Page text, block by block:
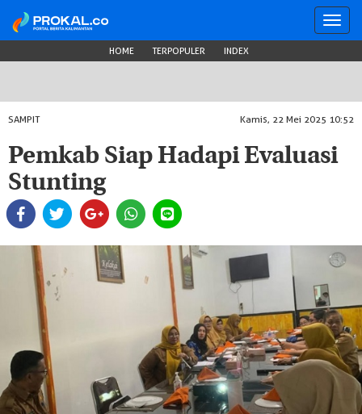
HOME TERPOPULER INDEX
SAMPIT Kamis, 22 Mei 2025 10:52
Pemkab Siap Hadapi Evaluasi
Stunting